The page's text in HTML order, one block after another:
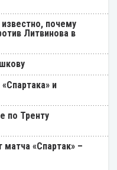
почему
Литвинова в
и
по Тренту
«Спартак» –